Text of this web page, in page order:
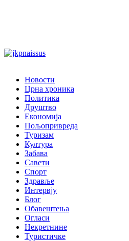
Новости
Црна хроника
Политика
Друштво
Економија
Пољопривреда
Туризам
Култура
Забава
Савети
Спорт
Здравље
Интервју
Блог
Обавештења
Огласи
Некретнине
Туристичке